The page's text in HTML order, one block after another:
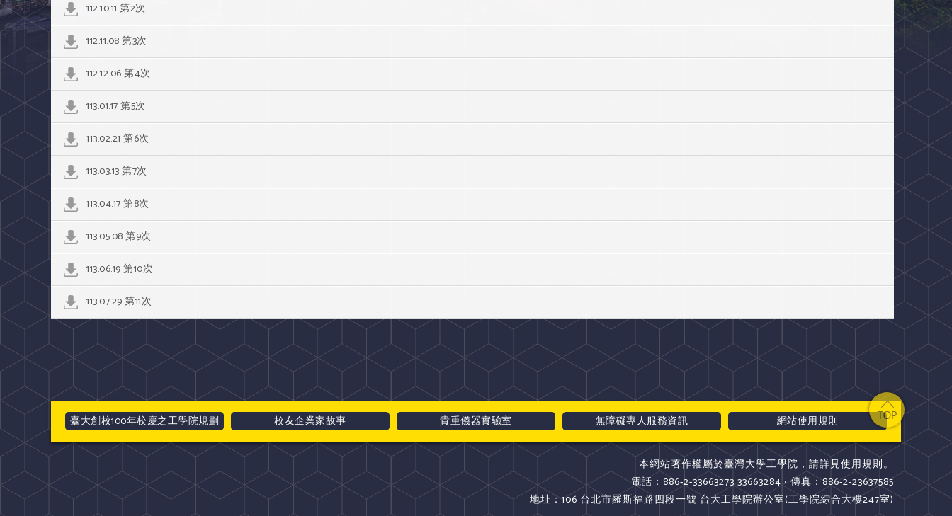
112.10.11 第2次
112.11.08 第3次
112.12.06 第4次
113.01.17 第5次
113.02.21 第6次
113.03.13 第7次
113.04.17 第8次
113.05.08 第9次
113.06.19 第10次
113.07.29 第11次
臺大創校100年校慶之工學院規劃 校友企業家故事 貴重儀器實驗室 無障礙專人服務資訊 網站使用規則
本網站著作權屬於臺灣大學工學院，請詳見使用規則。
電話：886-2-33663273 33663284 ‧ 傳真：886-2-23637585
地址：106 台北市羅斯福路四段一號 台大工學院辦公室(工學院綜合大樓247室)